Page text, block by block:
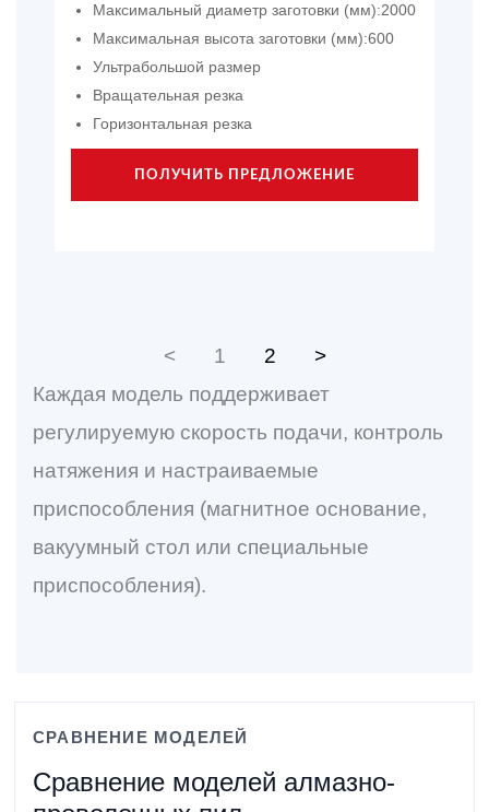
Максимальный диаметр заготовки (мм):2000
Максимальная высота заготовки (мм):600
Ультрабольшой размер
Вращательная резка
Горизонтальная резка
ПОЛУЧИТЬ ПРЕДЛОЖЕНИЕ
< 1 2
>
Каждая модель поддерживает
регулируемую скорость подачи, контроль
натяжения и настраиваемые
приспособления (магнитное основание,
вакуумный стол или специальные
приспособления).
СРАВНЕНИЕ МОДЕЛЕЙ
Сравнение моделей алмазно-